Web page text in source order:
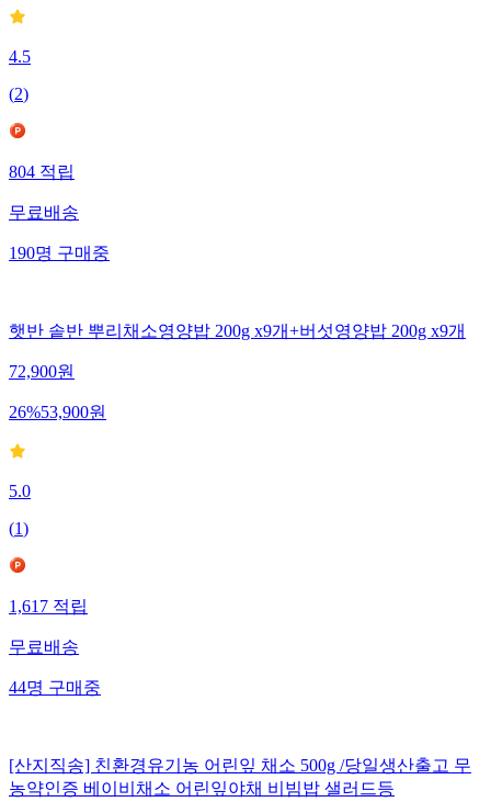
4.5
(2)
804적립
무료배송
190명구매중
햇반 솥반 뿌리채소영양밥 200g x9개+버섯영양밥 200g x9개
72,900원
26%53,900원
5.0
(1)
1,617적립
무료배송
44명구매중
[산지직송] 친환경유기농 어린잎 채소 500g /당일생산출고 무
농약인증 베이비채소 어린잎야채 비빔밥 샐러드등